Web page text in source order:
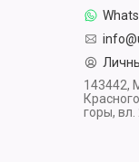
143442,
горы, вл.